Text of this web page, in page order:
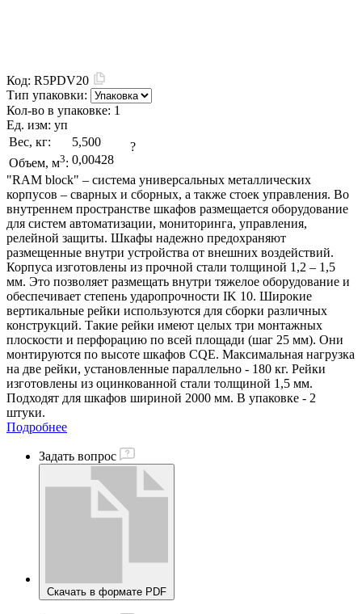
Код: R5PDV20
Тип упаковки:
Кол-во в упаковке: 1
Ед. изм: уп
Вес, кг:
5,500
Объем, м3: 0,00428
?
"RAM block" – система универсальных металлических
корпусов – сварных и сборных, а также стоек управления. Во
внутреннем пространстве шкафов размещается оборудование
для систем автоматизации, мониторинга, управления,
релейной защиты. Шкафы надежно предохраняют
размещенные внутри устройства от внешних воздействий.
Корпуса изготовлены из прочной стали толщиной 1,2 – 1,5
мм. Это позволяет размещать внутри тяжелое оборудование и
обеспечивает степень ударопрочности IK 10. Широкие
вертикальные рейки используются для сборки различных
конструкций. Такие рейки имеют целых три монтажных
плоскости и перфорацию по всей площади (шаг 25 мм). Они
монтируются по высоте шкафов CQE. Максимальная нагрузка
на две рейки, установленные параллельно - 180 кг. Рейки
изготовлены из оцинкованной стали толщиной 1,5 мм.
Подходят для шкафов шириной 2000 мм. В упаковке - 2
штуки.
Подробнее
Задать вопрос
Скачать в формате PDF